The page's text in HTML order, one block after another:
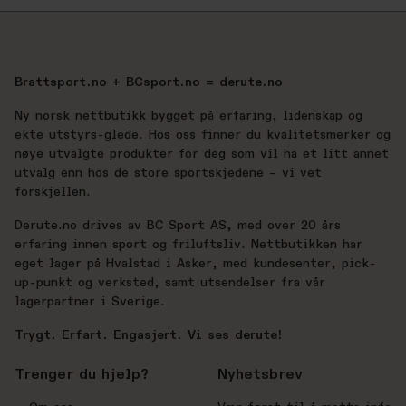
Brattsport.no + BCsport.no = derute.no
Ny norsk nettbutikk bygget på erfaring, lidenskap og
ekte utstyrs-glede. Hos oss finner du kvalitetsmerker og
nøye utvalgte produkter for deg som vil ha et litt annet
utvalg enn hos de store sportskjedene – vi vet
forskjellen.
Derute.no drives av BC Sport AS, med over 20 års
erfaring innen sport og friluftsliv. Nettbutikken har
eget lager på Hvalstad i Asker, med kundesenter, pick-
up-punkt og verksted, samt utsendelser fra vår
lagerpartner i Sverige.
Trygt. Erfart. Engasjert. Vi ses derute!
Trenger du hjelp? Nyhetsbrev